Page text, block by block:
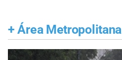
+ Área Metropolitana